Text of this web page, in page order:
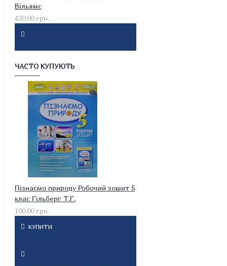
Вільямс
430.00 грн.
ЧАСТО КУПУЮТЬ
Пізнаємо природу Робочий зошит 5
клас Гільберг Т.Г.
100.00 грн.
КУПИТИ